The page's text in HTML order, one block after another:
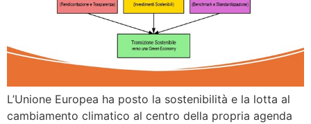
L’Unione Europea ha posto la sostenibilità e la lotta al
cambiamento climatico al centro della propria agenda